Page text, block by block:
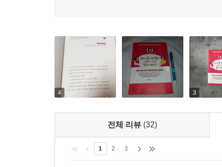
4 3
전체 리뷰 (32)
1 2 3